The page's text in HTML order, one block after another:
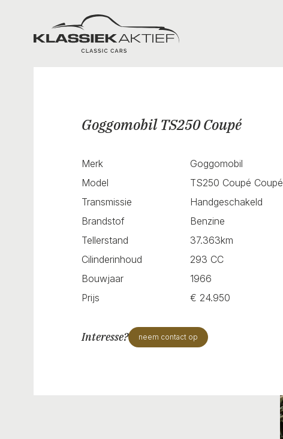
Klassiek Aktief
Goggomobil TS250 Coupé
Merk
Goggomobil
Model
TS250 Coupé Coupé
Transmissie
Handgeschakeld
Brandstof
Benzine
Tellerstand
37.363km
Cilinderinhoud
293 CC
Bouwjaar
1966
Prijs
€ 24.950
Interesse? neem contact op